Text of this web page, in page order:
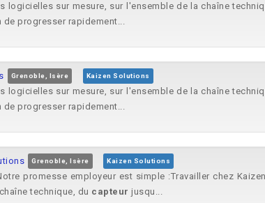
sur mesure, sur l'ensemble de la chaîne
de progresser rapidement...
Grenoble, Isère Kaizen Solutions
sur mesure, sur l'ensemble de la chaîne
de progresser rapidement...
Grenoble, Isère Kaizen Solutions
promesse employeur est simple :Travailler chez
technique, du capteur jusqu...